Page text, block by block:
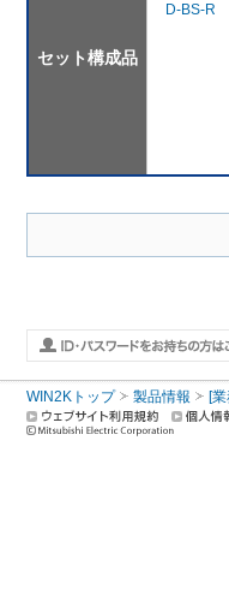
セット構成品
D-BS-R
WIN2Kトップ 製品情報 [